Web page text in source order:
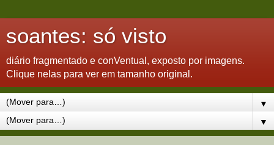
soantes: só visto
diário fragmentado e conVentual, exposto por imagens.
Clique nelas para ver em tamanho original.
▼
▼